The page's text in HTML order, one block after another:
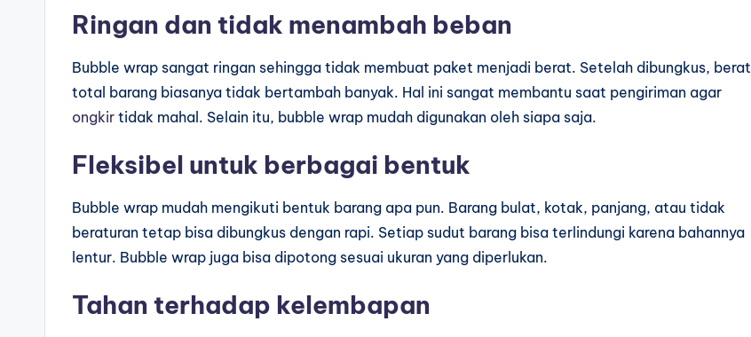
Ringan dan tidak menambah beban
Bubble wrap sangat ringan sehingga tidak membuat paket menjadi berat. Setelah dibungkus, berat
total barang biasanya tidak bertambah banyak. Hal ini sangat membantu saat pengiriman agar
ongkir tidak mahal. Selain itu, bubble wrap mudah digunakan oleh siapa saja.
Fleksibel untuk berbagai bentuk
Bubble wrap mudah mengikuti bentuk barang apa pun. Barang bulat, kotak, panjang, atau tidak
beraturan tetap bisa dibungkus dengan rapi. Setiap sudut barang bisa terlindungi karena bahannya
lentur. Bubble wrap juga bisa dipotong sesuai ukuran yang diperlukan.
Tahan terhadap kelembapan